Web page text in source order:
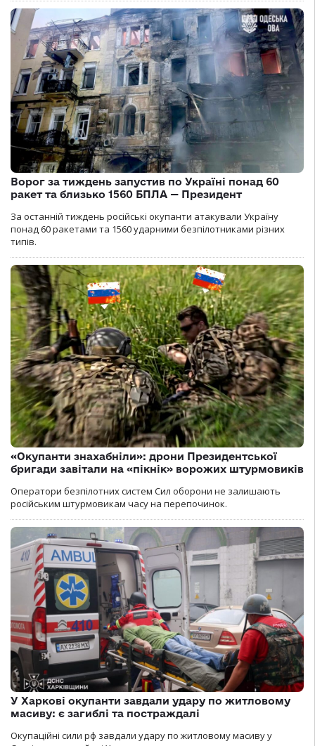
Ворог за тиждень запустив по Україні понад 60
ракет та близько 1560 БПЛА — Президент
За останній тиждень російські окупанти атакували Україну
понад 60 ракетами та 1560 ударними безпілотниками різних
типів.
«Окупанти знахабніли»: дрони Президентської
бригади завітали на «пікнік» ворожих штурмовиків
Оператори безпілотних систем Сил оборони не залишають
російським штурмовикам часу на перепочинок.
У Харкові окупанти завдали удару по житловому
масиву: є загиблі та постраждалі
Окупаційні сили рф завдали удару по житловому масиву у